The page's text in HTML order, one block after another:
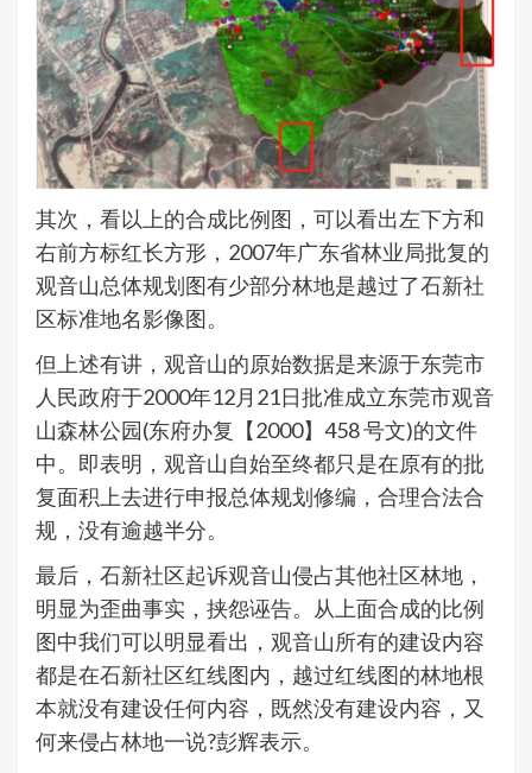
其次，看以上的合成比例图，可以看出左下方和
右前方标红长方形，2007年广东省林业局批复的
观音山总体规划图有少部分林地是越过了石新社
区标准地名影像图。
但上述有讲，观音山的原始数据是来源于东莞市
人民政府于2000年12月21日批准成立东莞市观音
山森林公园(东府办复【2000】458 号文)的文件
中。即表明，观音山自始至终都只是在原有的批
复面积上去进行申报总体规划修编，合理合法合
规，没有逾越半分。
最后，石新社区起诉观音山侵占其他社区林地，
明显为歪曲事实，挟怨诬告。从上面合成的比例
图中我们可以明显看出，观音山所有的建设内容
都是在石新社区红线图内，越过红线图的林地根
本就没有建设任何内容，既然没有建设内容，又
何来侵占林地一说?彭辉表示。